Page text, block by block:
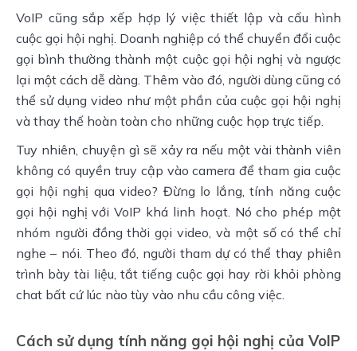
VoIP cũng sắp xếp hợp lý việc thiết lập và cấu hình
cuộc gọi hội nghị. Doanh nghiệp có thể chuyển đổi cuộc
gọi bình thường thành một cuộc gọi hội nghị và ngược
lại một cách dễ dàng. Thêm vào đó, người dùng cũng có
thể sử dụng video như một phần của cuộc gọi hội nghị
và thay thế hoàn toàn cho những cuộc họp trực tiếp.
Tuy nhiên, chuyện gì sẽ xảy ra nếu một vài thành viên
không có quyền truy cập vào camera để tham gia cuộc
gọi hội nghị qua video? Đừng lo lắng, tính năng cuộc
gọi hội nghị với VoIP khá linh hoạt. Nó cho phép một
nhóm người đồng thời gọi video, và một số có thể chỉ
nghe – nói. Theo đó, người tham dự có thể thay phiên
trình bày tài liệu, tắt tiếng cuộc gọi hay rời khỏi phòng
chat bất cứ lúc nào tùy vào nhu cầu công việc.
Cách sử dụng tính năng gọi hội nghị của VoIP